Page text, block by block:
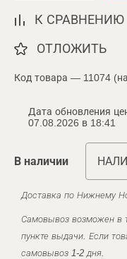
К СРАВНЕНИЮ
ОТЛОЖИТЬ
Код товара — 11074
Дата обновления
07.08.2026 в 18:41
В наличии
Доставка по Нижнему
Самовывоз возможен в
пункте выдачи. Если
самовывоз 1-2 дня.